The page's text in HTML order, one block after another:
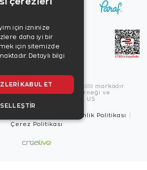
2026, Zen Diamond tescilli markadır.
Birleşmiş Markalar Derneği ve
Destek Programı üyesidir. US
Güvenlik Politikası
Çerez Politikası
için izninize
daha iyi bir
için sitemizde
Detaylı bilgi
KABUL ET